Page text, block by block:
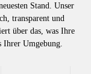
Stand. Unser
transparent und
über das, was Ihre
Umgebung.